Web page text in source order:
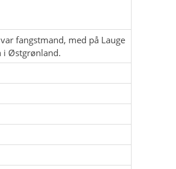
fangstmand, med på Lauge
i Østgrønland.